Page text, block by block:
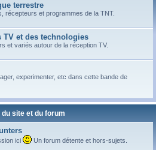
terrestre
récepteurs et programmes de la TNT.
TV et des technologies
et variés autour de la réception TV.
experimenter, etc dans cette bande de
du site et du forum
ici
Un forum détente et hors-sujets.